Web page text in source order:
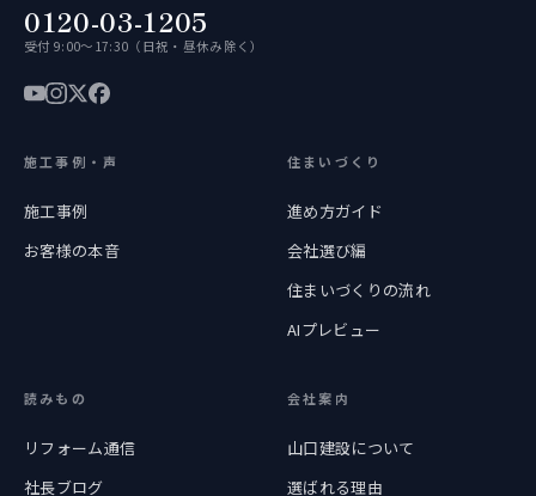
0120-03-1205
受付 9:00〜17:30（日祝・昼休み除く）
施工事例・声
施工事例
お客様の本音
住まいづくり
進め方ガイド
会社選び編
住まいづくりの流れ
AIプレビュー
読みもの
リフォーム通信
社長ブログ
会社案内
山口建設について
選ばれる理由